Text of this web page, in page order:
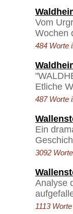
Vom
Wochen
484 Worte
Etliche
487 Worte
Ein
3092
Analyse
1113